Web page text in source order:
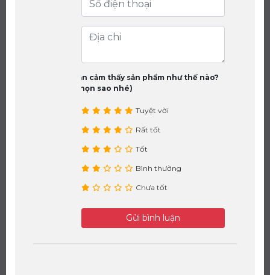
Bạn cảm thấy sản phẩm như thế nào?
(chọn sao nhé)
Tuyệt vời
Rất tốt
Tốt
Bình thường
Chưa tốt
Gửi bình luận